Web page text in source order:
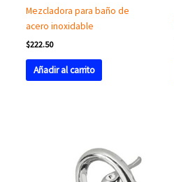
Mezcladora para baño de
acero inoxidable
$222.50
Añadir al carrito